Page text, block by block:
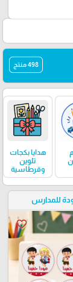
498 منتج
هدايا بكجات
تلوين
وقرطاسية
للمدارس
favorite_border